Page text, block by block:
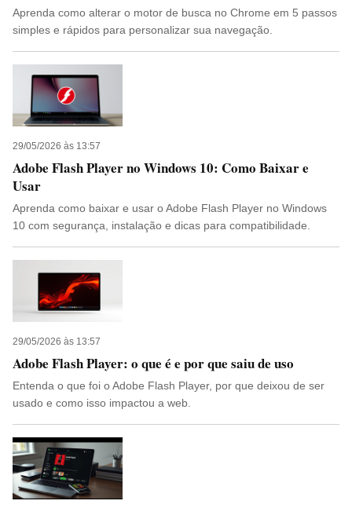
Aprenda como alterar o motor de busca no Chrome em 5 passos
simples e rápidos para personalizar sua navegação.
29/05/2026 às 13:57
Adobe Flash Player no Windows 10: Como Baixar e
Usar
Aprenda como baixar e usar o Adobe Flash Player no Windows
10 com segurança, instalação e dicas para compatibilidade.
29/05/2026 às 13:57
Adobe Flash Player: o que é e por que saiu de uso
Entenda o que foi o Adobe Flash Player, por que deixou de ser
usado e como isso impactou a web.